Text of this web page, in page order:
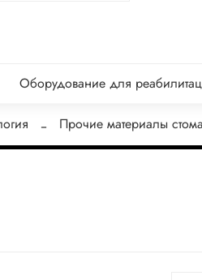
Оборудование для
Прочие материалы